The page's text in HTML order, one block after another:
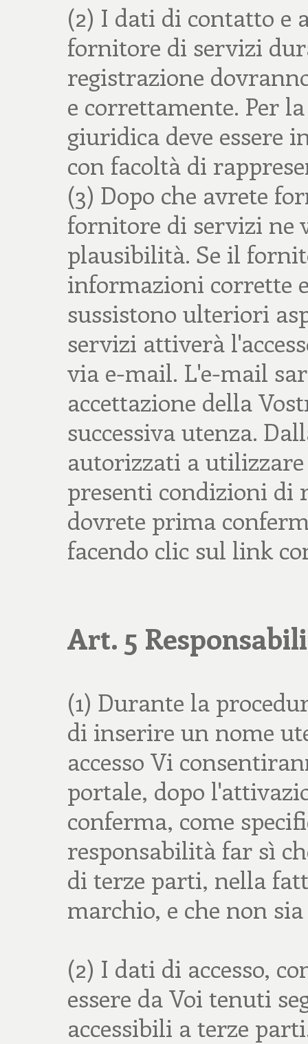
(2) I dati di contatto e
fornitore di servizi
registrazione
e correttamente. Per
giuridica deve essere
con facoltà di
(3) Dopo che avrete
fornitore di servizi ne
plausibilità. Se il
informazioni corrette
sussistono ulteriori
servizi attiverà
via e-mail. L'e-mail
accettazione della
successiva utenza.
autorizzati a
presenti condizioni di
dovrete prima
facendo clic sul link
Art. 5
(1) Durante la
di inserire un nome
accesso Vi
portale, dopo
conferma, come
responsabilità far sì
di terze parti, nella
marchio, e che non
(2) I dati di accesso,
essere da Voi tenuti
accessibili a terze